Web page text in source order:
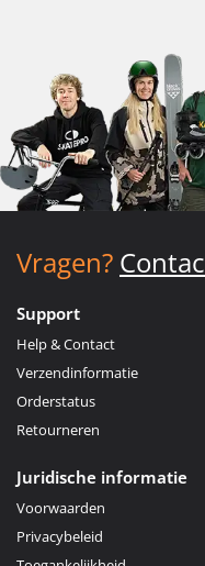
Vragen?
Support
Help & Contact
Verzendinformatie
Orderstatus
Retourneren
Juridische informatie
Voorwaarden
Privacybeleid